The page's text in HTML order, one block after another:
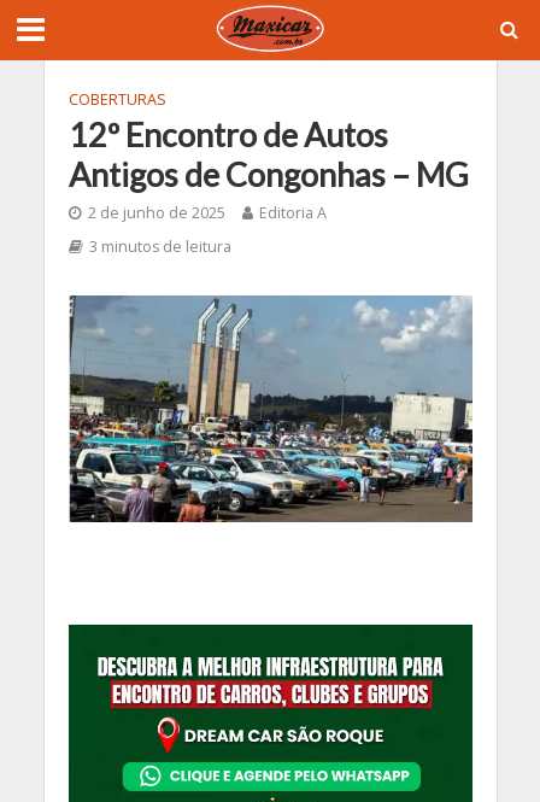
COBERTURAS
12º Encontro de Autos
Antigos de Congonhas – MG
2 de junho de 2025
Editoria A
3 minutos de leitura